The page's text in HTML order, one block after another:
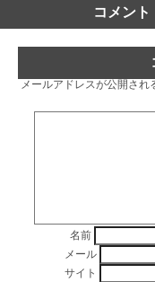
コメント
メールアドレスが公開され
名前
メール
サイト